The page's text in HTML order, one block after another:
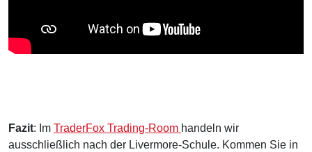
Fazit: Im TraderFox Trading-Room handeln wir
ausschließlich nach der Livermore-Schule. Kommen Sie in